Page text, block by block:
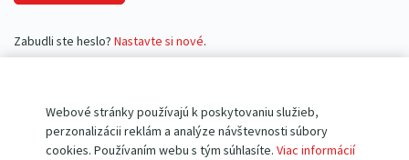
Webové stránky používajú k poskytovaniu služieb,
perzonalizácii reklám a analýze návštevnosti súbory
cookies. Používaním webu s tým súhlasíte. Viac informácií
Zabudli ste heslo? Nastavte si nové.